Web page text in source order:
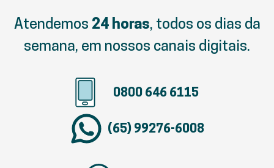
Atendemos 24 horas, todos os dias da
semana, em nossos canais digitais.
0800 646 6115
(65) 99276-6008